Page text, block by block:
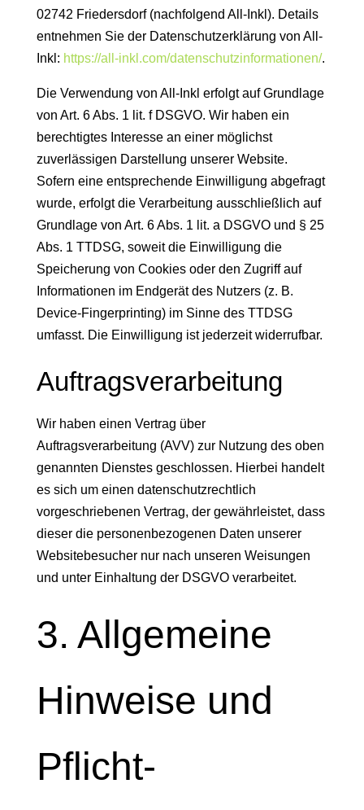
02742 Friedersdorf (nachfolgend All-Inkl). Details
entnehmen Sie der Datenschutzerklärung von All-
Inkl: https://all-inkl.com/datenschutzinformationen/.
Die Verwendung von All-Inkl erfolgt auf Grundlage
von Art. 6 Abs. 1 lit. f DSGVO. Wir haben ein
berechtigtes Interesse an einer möglichst
zuverlässigen Darstellung unserer Website.
Sofern eine entsprechende Einwilligung abgefragt
wurde, erfolgt die Verarbeitung ausschließlich auf
Grundlage von Art. 6 Abs. 1 lit. a DSGVO und § 25
Abs. 1 TTDSG, soweit die Einwilligung die
Speicherung von Cookies oder den Zugriff auf
Informationen im Endgerät des Nutzers (z. B.
Device-Fingerprinting) im Sinne des TTDSG
umfasst. Die Einwilligung ist jederzeit widerrufbar.
Auftragsverarbeitung
Wir haben einen Vertrag über
Auftragsverarbeitung (AVV) zur Nutzung des oben
genannten Dienstes geschlossen. Hierbei handelt
es sich um einen datenschutzrechtlich
vorgeschriebenen Vertrag, der gewährleistet, dass
dieser die personenbezogenen Daten unserer
Websitebesucher nur nach unseren Weisungen
und unter Einhaltung der DSGVO verarbeitet.
3. Allgemeine
Hinweise und
Pflicht­